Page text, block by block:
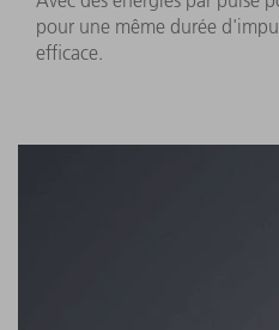
pour une même durée
efficace.